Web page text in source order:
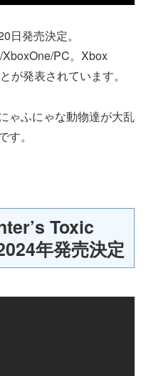
日発売決定。
PC。Xbox
が発表されています。
ゃふにゃな動物達が大乱
。
Toxic
年発売決定